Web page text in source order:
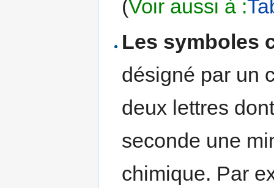
(Voir aussi à :
Les symboles
désigné par un
deux lettres
seconde une
chimique. Par